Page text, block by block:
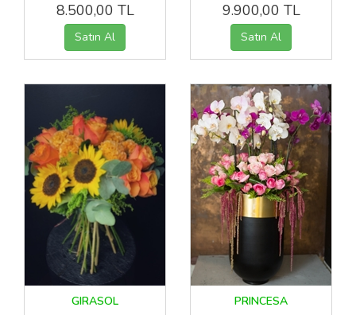
8.500,00 TL 9.900,00 TL
GIRASOL PRINCESA